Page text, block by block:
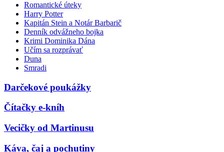
Romantické úteky
Harry Potter
Kapitán Stein a Notár Barbarič
Denník odvážneho bojka
Krimi Dominika Dána
Učím sa rozprávať
Duna
Smradi
Darčekové poukážky
Čítačky e-kníh
Vecičky od Martinusu
Káva, čaj a pochutiny